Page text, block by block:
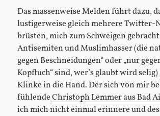
Das massenweise Melden führt dazu,
lustigerweise gleich mehrere Twitter-
brüsten, mich zum Schweigen
Antisemiten und Muslimhasser (die
gegen Beschneidungen“ oder „nur
Kopftuch“ sind, wer’s glaubt wird
Klinke in die Hand. Der sich von mir
fühlendeChristoph Lemmer aus Bad
ich mich nicht einmal erinnere und